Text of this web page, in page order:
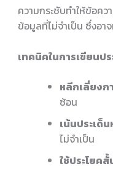
ความกระชับทำให้ข้อค
ข้อมูลที่ไม่จำเป็น ซึ่งอา
เทคนิคในการเขียนป
หลีกเลี่ยงก
ซ้อน
เน้นประเด็
ไม่จำเป็น
ใช้ประโยคสั้